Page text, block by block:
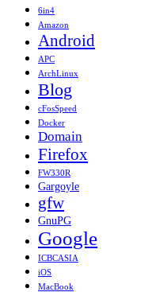
6in4
Amazon
Android
APC
ArchLinux
Blog
cFosSpeed
Docker
Domain
Firefox
FW330R
Gargoyle
gfw
GnuPG
Google
ICBCASIA
iOS
MacBook